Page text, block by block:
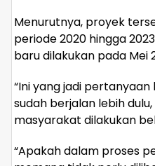
Menurutnya, proyek
periode 2020 hingga
baru dilakukan pada Mei
“Ini yang jadi
sudah berjalan lebih
masyarakat dilakukan
“Apakah dalam proses